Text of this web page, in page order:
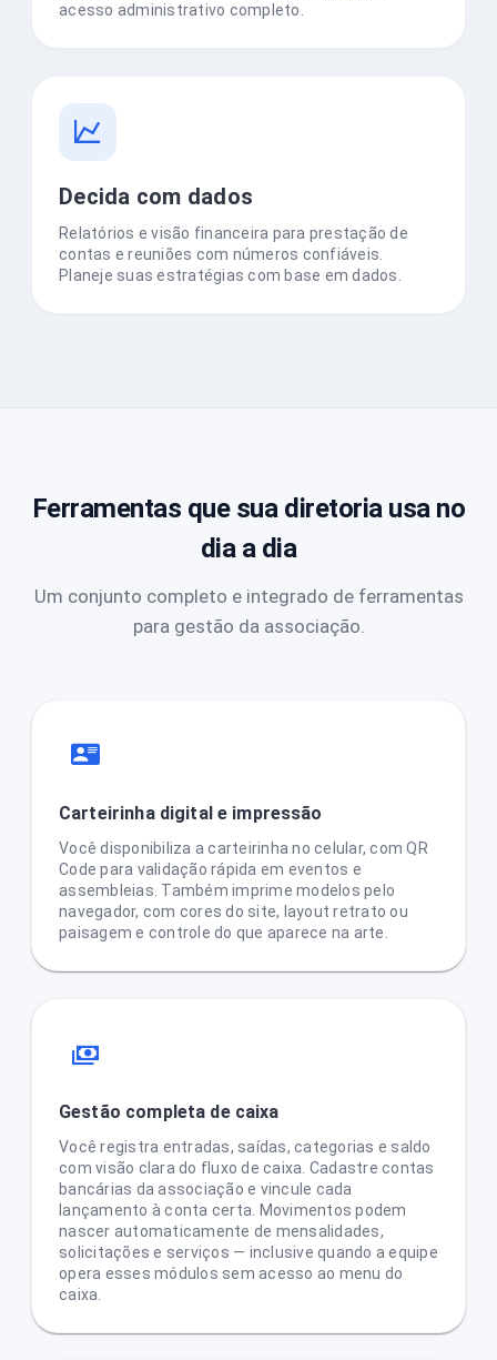
acesso administrativo completo.
Decida com dados
Relatórios e visão financeira para prestação de
contas e reuniões com números confiáveis.
Planeje suas estratégias com base em dados.
Ferramentas que sua diretoria usa no
dia a dia
Um conjunto completo e integrado de ferramentas
para gestão da associação.
Carteirinha digital e impressão
Você disponibiliza a carteirinha no celular, com QR
Code para validação rápida em eventos e
assembleias. Também imprime modelos pelo
navegador, com cores do site, layout retrato ou
paisagem e controle do que aparece na arte.
Gestão completa de caixa
Você registra entradas, saídas, categorias e saldo
com visão clara do fluxo de caixa. Cadastre contas
bancárias da associação e vincule cada
lançamento à conta certa. Movimentos podem
nascer automaticamente de mensalidades,
solicitações e serviços — inclusive quando a equipe
opera esses módulos sem acesso ao menu do
caixa.